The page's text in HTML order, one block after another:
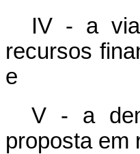
IV - a
recursos
e
V - a
proposta em